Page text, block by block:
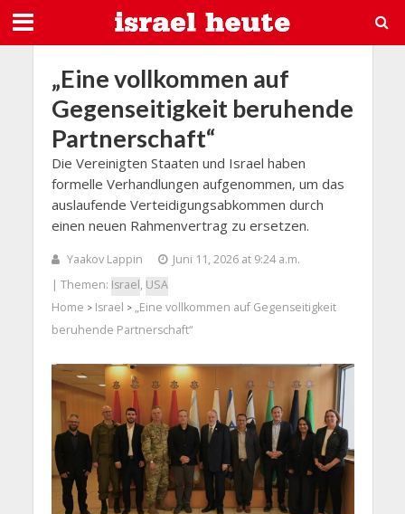
„Eine vollkommen auf
Gegenseitigkeit beruhende
Partnerschaft“
Die Vereinigten Staaten und Israel haben
formelle Verhandlungen aufgenommen, um das
auslaufende Verteidigungsabkommen durch
einen neuen Rahmenvertrag zu ersetzen.
Yaakov Lappin
Juni 11, 2026 at 9:24 a.m.
| Themen: Israel, USA
Home > Israel > „Eine vollkommen auf Gegenseitigkeit
beruhende Partnerschaft“